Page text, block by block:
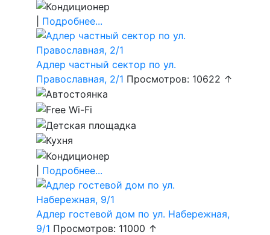
Подробнее...
Адлер частный сектор по ул.
Православная, 2/1 Просмотров: 10622 ↑
Подробнее...
Адлер гостевой дом по ул. Набережная,
9/1 Просмотров: 11000 ↑